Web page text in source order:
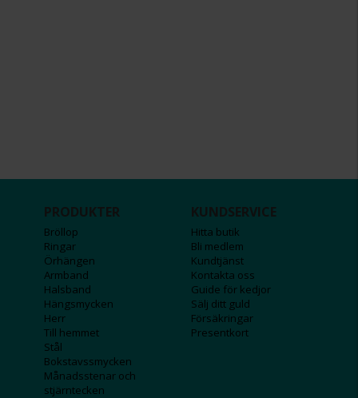
PRODUKTER
Bröllop
Ringar
Örhängen
Armband
Halsband
Hängsmycken
Herr
Till hemmet
Stål
Bokstavssmycken
Månadsstenar och
stjärntecken
KUNDSERVICE
Hitta butik
Bli medlem
Kundtjänst
Kontakta oss
Guide för kedjor
Sälj ditt guld
Försäkringar
Presentkort